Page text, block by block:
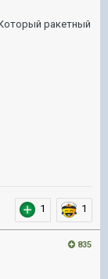
ракетный
1 1
835